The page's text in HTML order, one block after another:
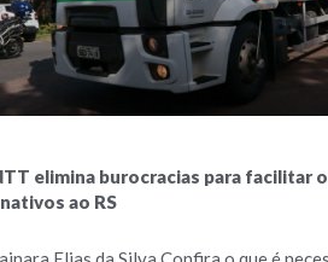
elimina burocracias para facilitar
ao RS